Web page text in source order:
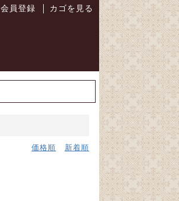
会員登録 カゴを見る
価格順 新着順